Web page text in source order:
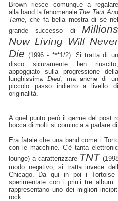
Brown riesce comunque a regalare
alla band la fenomenale The Taut And
Tame , che fa bella mostra di sé nel
grande successo di Millions
Now Living Will Never
Die (1996 - ***1/2). Si tratta di un
disco sicuramente ben riuscito,
appoggiato sulla progressione della
lunghissima Djed, ma anche di un
piccolo passo indietro a livello di
originalità.
A quel punto però il germe del post
bocca di molti si comincia a parlare
Era fatale che una band come i
con le macchine. C'è tanta
lounge) a caratterizzare TNT
modo negativo, si tratta invece
Chicago. Da qui in poi i Tortoise
sperimentate con i primi tre
rappresentano uno dei migliori
rock.